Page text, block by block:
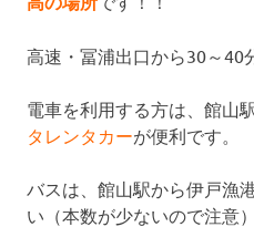
高速・冨浦出口から30～40
電車を利用する方は、館山
タレンタカーが便利です。
バスは、館山駅から伊戸漁
い（本数が少ないので注意）